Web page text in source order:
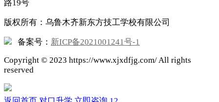
路19号
版权所有：乌鲁木齐新东方技工学校有限公司
备案号： 新ICP备2021001241号-1
Copyright © 2023 https://www.xjxdfjg.com/ All rights
reserved